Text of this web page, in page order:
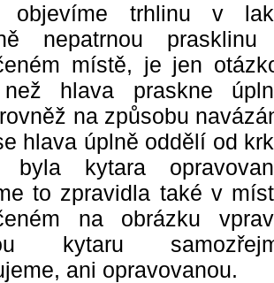
objevíme trhlinu v
nepatrnou
místě, je jen
hlava praskne
na způsobu
hlava úplně oddělí od
byla kytara
to zpravidla také v
na obrázku
kytaru
ani opravovanou.